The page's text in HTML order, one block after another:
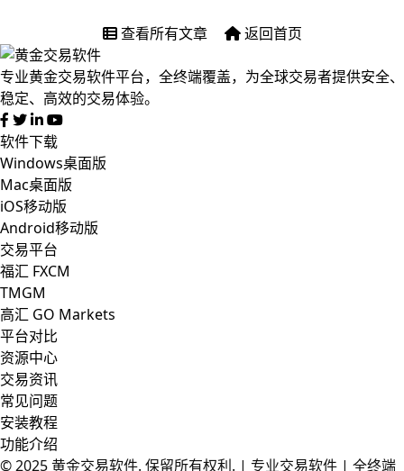
查看所有文章 返回首页
专业黄金交易软件平台，全终端覆盖，为全球交易者提供安全、
稳定、高效的交易体验。
软件下载
Windows桌面版
Mac桌面版
iOS移动版
Android移动版
交易平台
福汇 FXCM
TMGM
高汇 GO Markets
平台对比
资源中心
交易资讯
常见问题
安装教程
功能介绍
© 2025黄金交易软件. 保留所有权利. | 专业交易软件 | 全终端